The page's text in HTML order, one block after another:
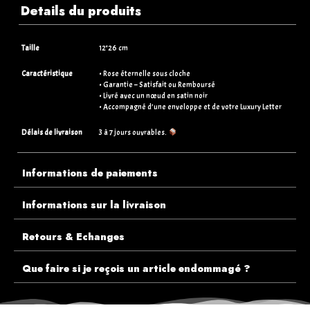
Details du produits
Taille 12*26 cm
Caractéristique
• Rose éternelle sous cloche
• Garantie – Satisfait ou Remboursé
• Livré avec un nœud en satin noir
• Accompagné d’une enveloppe et de votre Luxury Letter
Délais de livraison 3 à 7 jours ouvrables.
Informations de paiements
Informations sur la livraison
Retours & Echanges
Que faire si je reçois un article endommagé ?